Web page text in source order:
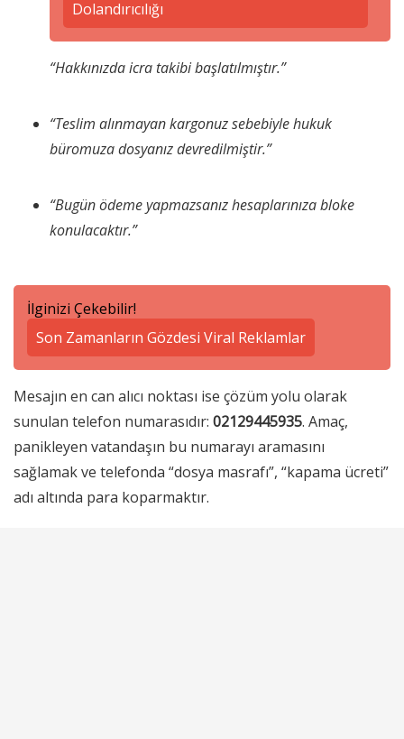
Dolandırıcılığı
“Hakkınızda icra takibi başlatılmıştır.”
“Teslim alınmayan kargonuz sebebiyle hukuk
büromuza dosyanız devredilmiştir.”
“Bugün ödeme yapmazsanız hesaplarınıza bloke
konulacaktır.”
İlginizi Çekebilir!
Son Zamanların Gözdesi Viral Reklamlar
Mesajın en can alıcı noktası ise çözüm yolu olarak
sunulan telefon numarasıdır: 02129445935. Amaç,
panikleyen vatandaşın bu numarayı aramasını
sağlamak ve telefonda “dosya masrafı”, “kapama ücreti”
adı altında para koparmaktır.